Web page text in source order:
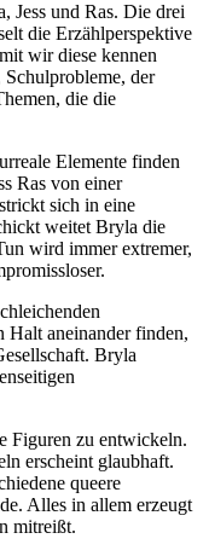
Jess und Ras. Die drei
die Erzählperspektive
wir diese kennen
der
die die
Elemente finden
Ras von einer
sich in eine
weitet Bryla die
wird immer extremer,
Halt aneinander finden,
Bryla
Figuren zu entwickeln.
erscheint glaubhaft.
queere
Alles in allem erzeugt
mitreißt.